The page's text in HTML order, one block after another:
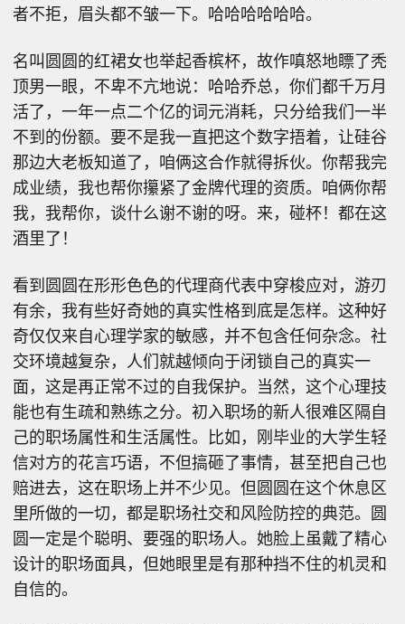
者不拒，眉头都不皱一下。哈哈哈哈哈哈。
名叫圆圆的红裙女也举起香槟杯，故作嗔怒地瞟了秃
顶男一眼，不卑不亢地说：哈哈乔总，你们都千万月
活了，一年一点二个亿的词元消耗，只分给我们一半
不到的份额。要不是我一直把这个数字捂着，让硅谷
那边大老板知道了，咱俩这合作就得拆伙。你帮我完
成业绩，我也帮你攥紧了金牌代理的资质。咱俩你帮
我，我帮你，谈什么谢不谢的呀。来，碰杯！都在这
酒里了！
看到圆圆在形形色色的代理商代表中穿梭应对，游刃
有余，我有些好奇她的真实性格到底是怎样。这种好
奇仅仅来自心理学家的敏感，并不包含任何杂念。社
交环境越复杂，人们就越倾向于闭锁自己的真实一
面，这是再正常不过的自我保护。当然，这个心理技
能也有生疏和熟练之分。初入职场的新人很难区隔自
己的职场属性和生活属性。比如，刚毕业的大学生轻
信对方的花言巧语，不但搞砸了事情，甚至把自己也
赔进去，这在职场上并不少见。但圆圆在这个休息区
里所做的一切，都是职场社交和风险防控的典范。圆
圆一定是个聪明、要强的职场人。她脸上虽戴了精心
设计的职场面具，但她眼里是有那种挡不住的机灵和
自信的。